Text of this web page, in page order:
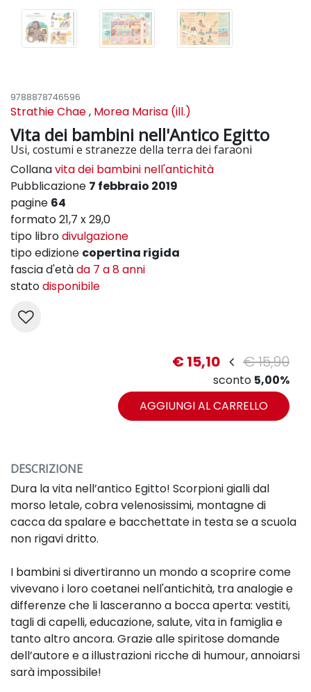
9788878746596
Strathie Chae, Morea Marisa (ill.)
Vita dei bambini nell'Antico Egitto
Usi, costumi e stranezze della terra dei faraoni
Collanavita dei bambini nell'antichità
Pubblicazione 7 febbraio 2019
pagine 64
formato 21,7 x 29,0
tipo librodivulgazione
tipo edizione copertina rigida
fascia d'etàda 7 a 8 anni
statodisponibile
€ 15,10 € 15,90
sconto 5,00%
AGGIUNGI AL CARRELLO
DESCRIZIONE
Dura la vita nell’antico Egitto! Scorpioni gialli dal
morso letale, cobra velenosissimi, montagne di
cacca da spalare e bacchettate in testa se a scuola
non rigavi dritto.
I bambini si divertiranno un mondo a scoprire come
vivevano i loro coetanei nell'antichità, tra analogie e
differenze che li lasceranno a bocca aperta: vestiti,
tagli di capelli, educazione, salute, vita in famiglia e
tanto altro ancora. Grazie alle spiritose domande
dell’autore e a illustrazioni ricche di humour, annoiarsi
sarà impossibile!